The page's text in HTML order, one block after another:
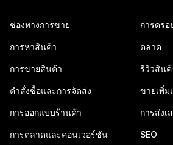
ช่องทางการขาย
การหาสินค้า
การขายสินค้า
คำสั่งซื้อและการจัดส่ง
การออกแบบร้านค้า
การตลาดและคอนเวอร์ชัน
การดร
ตลาด
รีวิวสินค้
ขายเพิ่
การส่งเ
SEO